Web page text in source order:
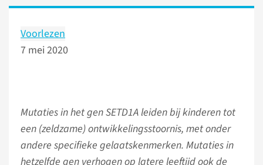
Voorlezen
7 mei 2020
Mutaties in het gen SETD1A leiden bij kinderen tot
een (zeldzame) ontwikkelingsstoornis, met onder
andere specifieke gelaatskenmerken. Mutaties in
hetzelfde gen verhogen op latere leeftijd ook de